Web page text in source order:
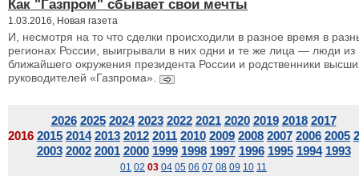
Как "Газпром" сбывает свои мечты
1.03.2016, Новая газета
И, несмотря на то что сделки происходили в разное время в
регионах России, выигрывали в них одни и те же лица — люди из
ближайшего окружения президента России и родственники
руководителей «Газпрома».
2026 2025 2024 2023 2022 2021 2020 2019 2018 2017
2016 2015 2014 2013 2012 2011 2010 2009 2008 2007 2006 2005
2003 2002 2001 2000 1999 1998 1997 1996 1995 1994 1993
01 02 03 04 05 06 07 08 09 10 11